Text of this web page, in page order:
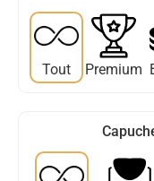
Tout Premium